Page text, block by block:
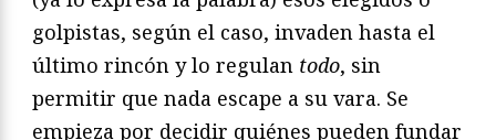
golpistas, según el caso, invaden hasta el
último rincón y lo regulan todo, sin
permitir que nada escape a su vara. Se
empieza por decidir quiénes pueden fundar